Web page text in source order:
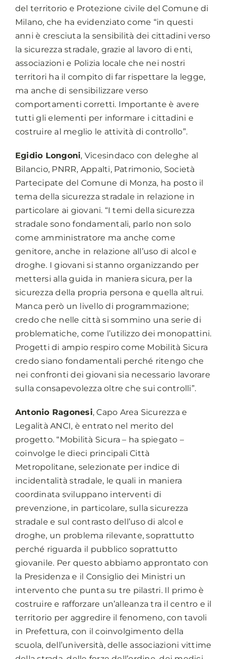
del territorio e Protezione civile del Comune di
Milano, che ha evidenziato come “in questi
anni è cresciuta la sensibilità dei cittadini verso
la sicurezza stradale, grazie al lavoro di enti,
associazioni e Polizia locale che nei nostri
territori ha il compito di far rispettare la legge,
ma anche di sensibilizzare verso
comportamenti corretti. Importante è avere
tutti gli elementi per informare i cittadini e
costruire al meglio le attività di controllo”.
Egidio Longoni, Vicesindaco con deleghe al
Bilancio, PNRR, Appalti, Patrimonio, Società
Partecipate del Comune di Monza, ha posto il
tema della sicurezza stradale in relazione in
particolare ai giovani. “I temi della sicurezza
stradale sono fondamentali, parlo non solo
come amministratore ma anche come
genitore, anche in relazione all’uso di alcol e
droghe. I giovani si stanno organizzando per
mettersi alla guida in maniera sicura, per la
sicurezza della propria persona e quella altrui.
Manca però un livello di programmazione;
credo che nelle città si sommino una serie di
problematiche, come l’utilizzo dei monopattini.
Progetti di ampio respiro come Mobilità Sicura
credo siano fondamentali perché ritengo che
nei confronti dei giovani sia necessario lavorare
sulla consapevolezza oltre che sui controlli”.
Antonio Ragonesi, Capo Area Sicurezza e
Legalità ANCI, è entrato nel merito del
progetto. “Mobilità Sicura – ha spiegato –
coinvolge le dieci principali Città
Metropolitane, selezionate per indice di
incidentalità stradale, le quali in maniera
coordinata sviluppano interventi di
prevenzione, in particolare, sulla sicurezza
stradale e sul contrasto dell’uso di alcol e
droghe, un problema rilevante, soprattutto
perché riguarda il pubblico soprattutto
giovanile. Per questo abbiamo approntato con
la Presidenza e il Consiglio dei Ministri un
intervento che punta su tre pilastri. Il primo è
costruire e rafforzare un’alleanza tra il centro e il
territorio per aggredire il fenomeno, con tavoli
in Prefettura, con il coinvolgimento della
scuola, dell’università, delle associazioni vittime